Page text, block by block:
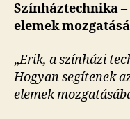
Színháztechnika
elemek
„Erik, a színházi
Hogyan segítenek
elemek